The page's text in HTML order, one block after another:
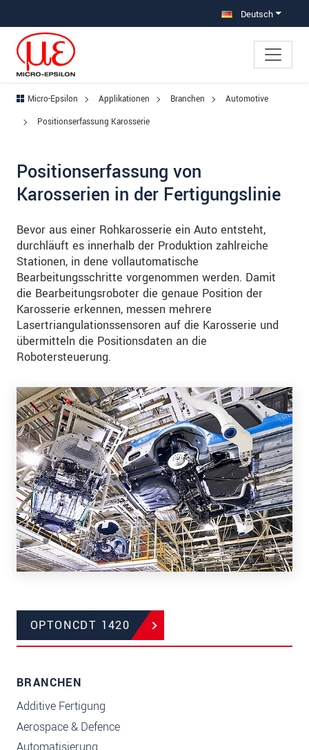
Deutsch
Micro-Epsilon Applikationen Branchen
Automotive
Positionserfassung Karosserie
Positionserfassung von
Karosserien in der Fertigungslinie
Bevor aus einer Rohkarosserie ein Auto entsteht,
durchläuft es innerhalb der Produktion zahlreiche
Stationen, in dene vollautomatische
Bearbeitungsschritte vorgenommen werden. Damit
die Bearbeitungsroboter die genaue Position der
Karosserie erkennen, messen mehrere
Lasertriangulationssensoren auf die Karosserie und
übermitteln die Positionsdaten an die
Robotersteuerung.
OPTONCDT 1420
BRANCHEN
Additive Fertigung
Aerospace & Defence